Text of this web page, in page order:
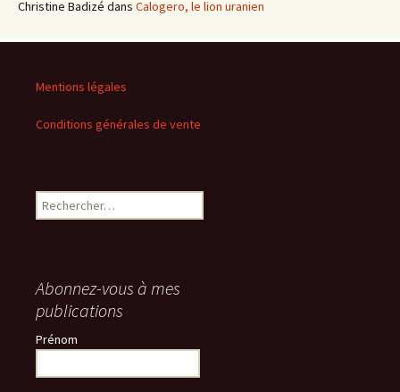
Christine Badizé dans Calogero, le lion uranien
Mentions légales
Conditions générales de vente
Rechercher :
Abonnez-vous à mes
publications
Prénom